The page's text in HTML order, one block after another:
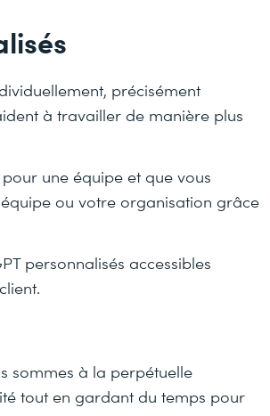
précisément
à travailler de manière plus
une équipe et que vous
ou votre organisation grâce
personnalisés accessibles
sommes à la perpétuelle
tout en gardant du temps pour